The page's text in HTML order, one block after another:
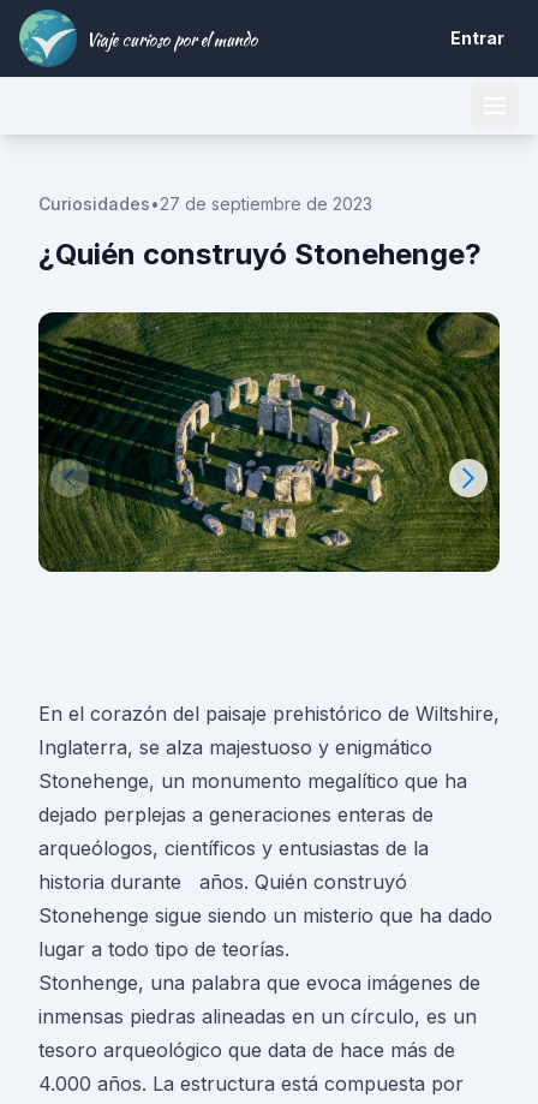
Viaje curioso por el mundo Entrar
Curiosidades•27 de septiembre de 2023
¿Quién construyó Stonehenge?
En el corazón del paisaje prehistórico de Wiltshire,
Inglaterra, se alza majestuoso y enigmático
Stonehenge, un monumento megalítico que ha
dejado perplejas a generaciones enteras de
arqueólogos, científicos y entusiastas de la
historia durante años. Quién construyó
Stonehenge sigue siendo un misterio que ha dado
lugar a todo tipo de teorías.
Stonhenge, una palabra que evoca imágenes de
inmensas piedras alineadas en un círculo, es un
tesoro arqueológico que data de hace más de
4.000 años. La estructura está compuesta por